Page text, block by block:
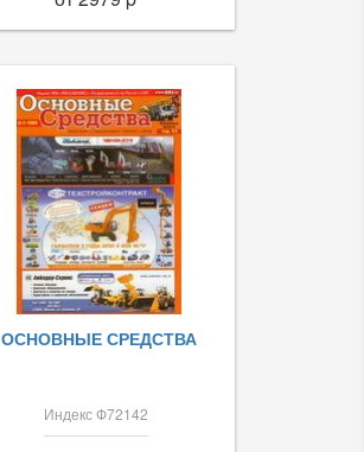
ОСНОВНЫЕ СРЕДСТВА
Индекс Ф72142